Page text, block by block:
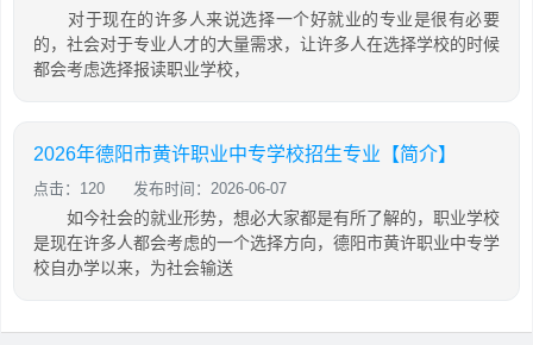
对于现在的许多人来说选择一个好就业的专业是很有必要
的，社会对于专业人才的大量需求，让许多人在选择学校的时候
都会考虑选择报读职业学校，
2026年德阳市黄许职业中专学校招生专业【简介】
点击：120 发布时间：2026-06-07
如今社会的就业形势，想必大家都是有所了解的，职业学校
是现在许多人都会考虑的一个选择方向，德阳市黄许职业中专学
校自办学以来，为社会输送